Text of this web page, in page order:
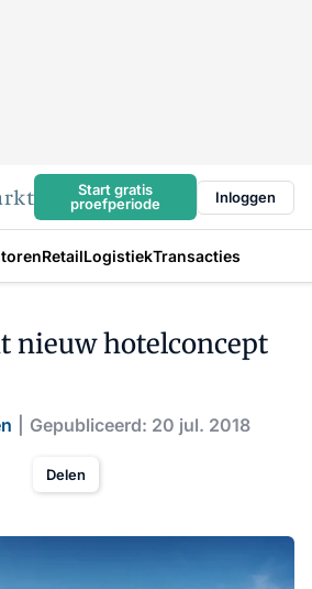
Start gratis
proefperiode
Inloggen
RetailLogistiekTransacties
nieuw hotelconcept
Gepubliceerd: 20 jul. 2018
Delen